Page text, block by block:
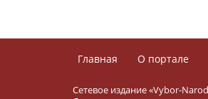
Главная О портале
Сетевое издание «Vybor-